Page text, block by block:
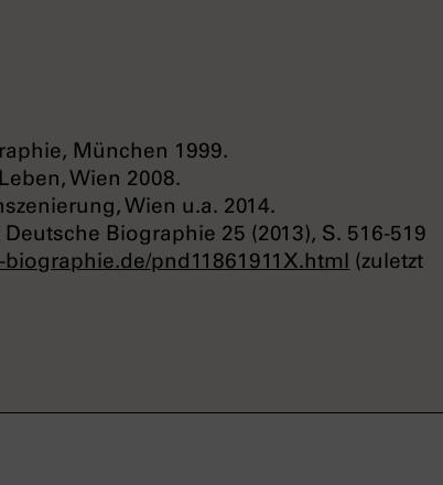
München 1999.
Wien 2008.
Wien u.a. 2014.
Biographie 25 (2013), S. 516-519
pnd11861911X.html (zuletzt